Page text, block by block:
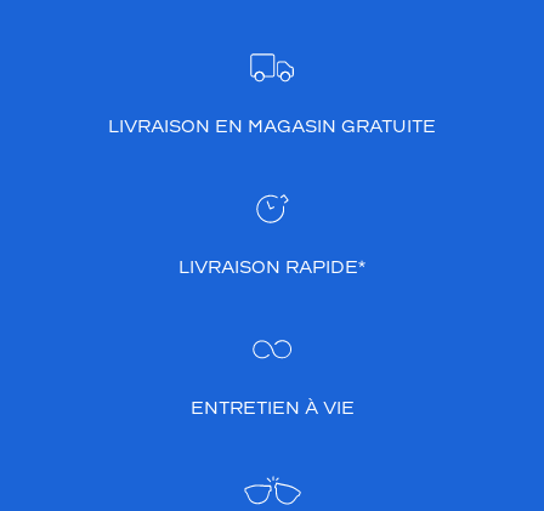
LIVRAISON EN MAGASIN GRATUITE
LIVRAISON RAPIDE*
ENTRETIEN À VIE